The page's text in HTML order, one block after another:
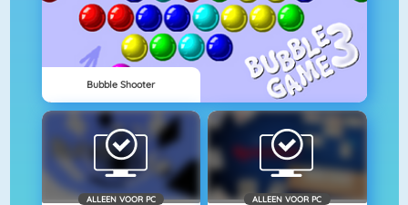
Bubble Shooter
ALLEEN VOOR PC ALLEEN VOOR PC